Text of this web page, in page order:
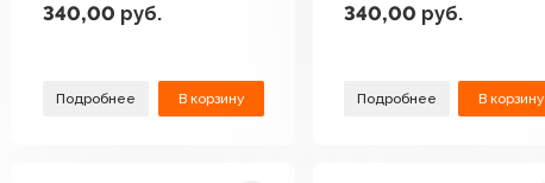
(правая молния)
340,00 руб.
Подробнее В корзину
(левая молния)
340,00 руб.
Подробнее В корзину